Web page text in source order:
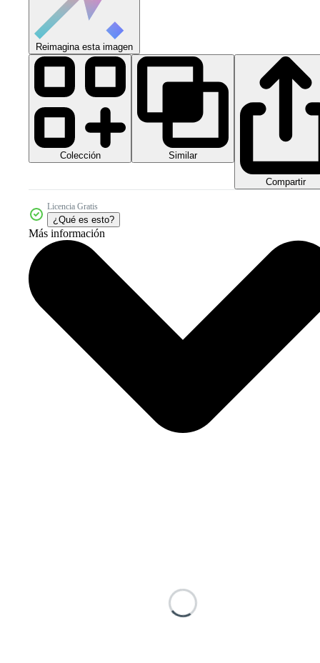
Reimagina esta imagen
Colección Similar
Compartir
Licencia Gratis
¿Qué es esto?
Más información